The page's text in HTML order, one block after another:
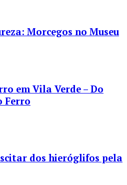
Morcegos no Museu
em Vila Verde – Do
Ferro
dos hieróglifos pela